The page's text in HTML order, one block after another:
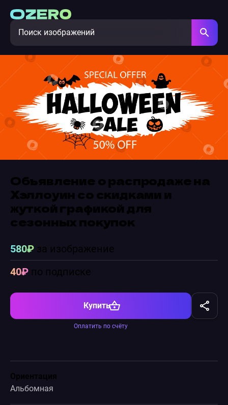
Объявление о распродаже на
Хэллоуин со скидками и
жуткой графикой для
сезонных покупок
580₽за изображение
40₽по подписке
Купить
Оплатить по счёту
Ориентация
Альбомная